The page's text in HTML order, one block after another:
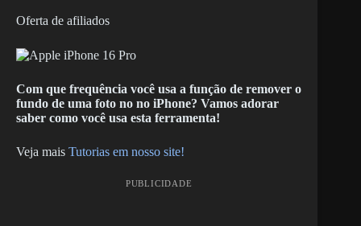
Oferta de afiliados
Com que frequência você usa a função de remover o
fundo de uma foto no no iPhone? Vamos adorar
saber como você usa esta ferramenta!
Veja mais Tutorias em nosso site!
PUBLICIDADE